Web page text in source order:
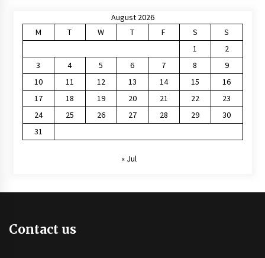
August 2026
M
T W T F S
S
1
2
3
4 5 6 7 8
9
10
11 12 13 14 15
16
17
18 19 20 21 22
23
24
25 26 27 28 29
30
31
« Jul
Contact us